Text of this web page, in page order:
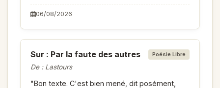
devenus eux-mêmes malgré tout. Honneur et
dignité. A coeur vaillant rien d'impossible !. "
06/08/2026
Poésie Libre
Sur : Par la faute des autres
De : Lastours
"Bon texte. C'est bien mené, dit posément,